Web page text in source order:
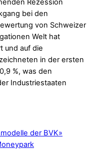
Rezession
bei den
von Schweizer
Welt hat
und auf die
in der ersten
%, was den
Industriestaaten
der BVK»